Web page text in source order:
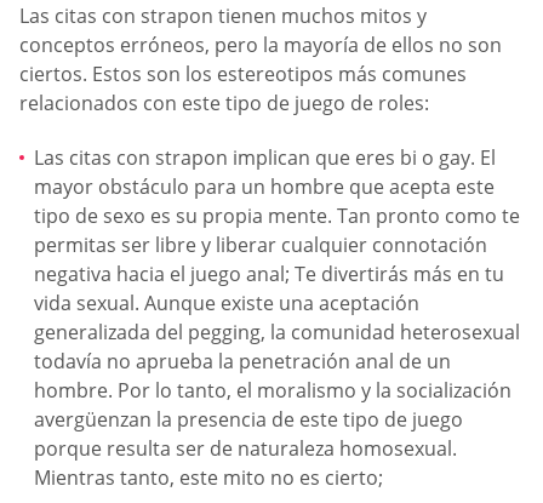
Las citas con strapon tienen muchos mitos y
conceptos erróneos, pero la mayoría de ellos no son
ciertos. Estos son los estereotipos más comunes
relacionados con este tipo de juego de roles:
Las citas con strapon implican que eres bi o gay. El
mayor obstáculo para un hombre que acepta este
tipo de sexo es su propia mente. Tan pronto como te
permitas ser libre y liberar cualquier connotación
negativa hacia el juego anal; Te divertirás más en tu
vida sexual. Aunque existe una aceptación
generalizada del pegging, la comunidad heterosexual
todavía no aprueba la penetración anal de un
hombre. Por lo tanto, el moralismo y la socialización
avergüenzan la presencia de este tipo de juego
porque resulta ser de naturaleza homosexual.
Mientras tanto, este mito no es cierto;